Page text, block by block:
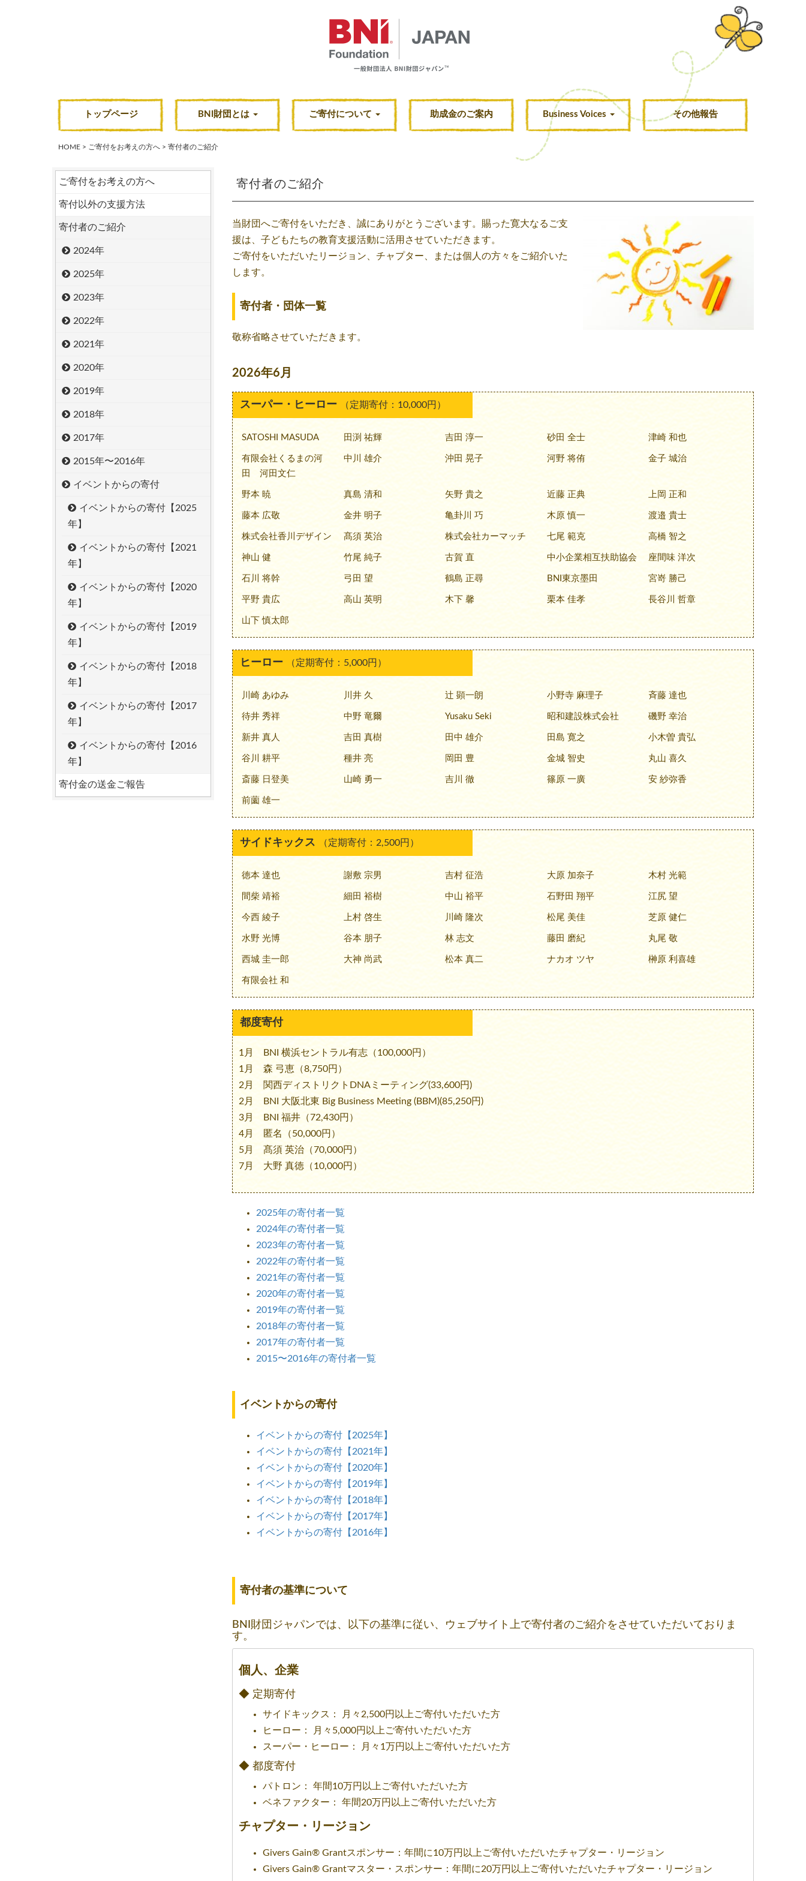
トップページ BNI財団とは ご寄付について 助成金のご案内 Business Voices その他報告
HOME > ご寄付をお考えの方へ > 寄付者のご紹介
寄付者のご紹介
当財団へご寄付をいただき、誠にありがとうございます。賜った寛大なるご支
援は、子どもたちの教育支援活動に活用させていただきます。
ご寄付をいただいたリージョン、チャプター、または個人の方々をご紹介いた
します。
寄付者・団体一覧
敬称省略させていただきます。
2026年6月
スーパー・ヒーロー （定期寄付：10,000円）
SATOSHI MASUDA 田渕 祐輝 吉田 淳一 砂田 全士 津崎 和也
有限会社くるまの河
田 河田文仁
中川 雄介 沖田 晃子 河野 将侑 金子 城治
野本 暁 真島 清和 矢野 貴之 近藤 正典 上岡 正和
藤本 広敬 金井 明子 亀卦川 巧 木原 慎一 渡邉 貴士
株式会社香川デザイン 髙須 英治 株式会社カーマッチ 七尾 範克 高橋 智之
神山 健 竹尾 純子 古賀 直 中小企業相互扶助協会 座間味 洋次
石川 将幹 弓田 望 鶴島 正尋 BNI東京墨田 宮嵜 勝己
平野 貴広 高山 英明 木下 馨 栗本 佳孝 長谷川 哲章
山下 慎太郎
ヒーロー （定期寄付：5,000円）
川崎 あゆみ 川井 久 辻 顕一朗 小野寺 麻理子 斉藤 達也
待井 秀祥 中野 竜爾 Yusaku Seki 昭和建設株式会社 磯野 幸治
新井 真人 吉田 真樹 田中 雄介 田島 寛之 小木曽 貴弘
谷川 耕平 種井 亮 岡田 豊 金城 智史 丸山 喜久
斎藤 日登美 山崎 勇一 吉川 徹 篠原 一廣 安 紗弥香
前薗 雄一
サイドキックス （定期寄付：2,500円）
徳本 達也 謝敷 宗男 吉村 征浩 大原 加奈子 木村 光範
間柴 靖裕 細田 裕樹 中山 裕平 石野田 翔平 江尻 望
今西 綾子 上村 啓生 川崎 隆次 松尾 美佳 芝原 健仁
水野 光博 谷本 朋子 林 志文 藤田 磨紀 丸尾 敬
西城 圭一郎 大神 尚武 松本 真二 ナカオ ツヤ 榊原 利喜雄
有限会社 和
都度寄付
1月 BNI 横浜セントラル有志（100,000円）
1月 森 弓恵（8,750円）
2月 関西ディストリクトDNAミーティング(33,600円)
2月 BNI 大阪北東 Big Business Meeting (BBM)(85,250円)
3月 BNI 福井（72,430円）
4月 匿名（50,000円）
5月 髙須 英治（70,000円）
7月 大野 真徳（10,000円）
2025年の寄付者一覧
2024年の寄付者一覧
2023年の寄付者一覧
2022年の寄付者一覧
2021年の寄付者一覧
2020年の寄付者一覧
2019年の寄付者一覧
2018年の寄付者一覧
2017年の寄付者一覧
2015〜2016年の寄付者一覧
イベントからの寄付
イベントからの寄付【2025年】
イベントからの寄付【2021年】
イベントからの寄付【2020年】
イベントからの寄付【2019年】
イベントからの寄付【2018年】
イベントからの寄付【2017年】
イベントからの寄付【2016年】
寄付者の基準について
BNI財団ジャパンでは、以下の基準に従い、ウェブサイト上で寄付者のご紹介をさせていただいておりま
す。
個人、企業
◆ 定期寄付
サイドキックス： 月々2,500円以上ご寄付いただいた方
ヒーロー： 月々5,000円以上ご寄付いただいた方
スーパー・ヒーロー： 月々1万円以上ご寄付いただいた方
◆ 都度寄付
パトロン： 年間10万円以上ご寄付いただいた方
ベネファクター： 年間20万円以上ご寄付いただいた方
チャプター・リージョン
Givers Gain® Grantスポンサー：年間に10万円以上ご寄付いただいたチャプター・リージョン
Givers Gain® Grantマスター・スポンサー：年間に20万円以上ご寄付いただいたチャプター・リージョン
ご寄付をお考えの方へ
寄付以外の支援方法
寄付者のご紹介
2024年
2025年
2023年
2022年
2021年
2020年
2019年
2018年
2017年
2015年〜2016年
イベントからの寄付
イベントからの寄付【2025
年】
イベントからの寄付【2021
年】
イベントからの寄付【2020
年】
イベントからの寄付【2019
年】
イベントからの寄付【2018
年】
イベントからの寄付【2017
年】
イベントからの寄付【2016
年】
寄付金の送金ご報告